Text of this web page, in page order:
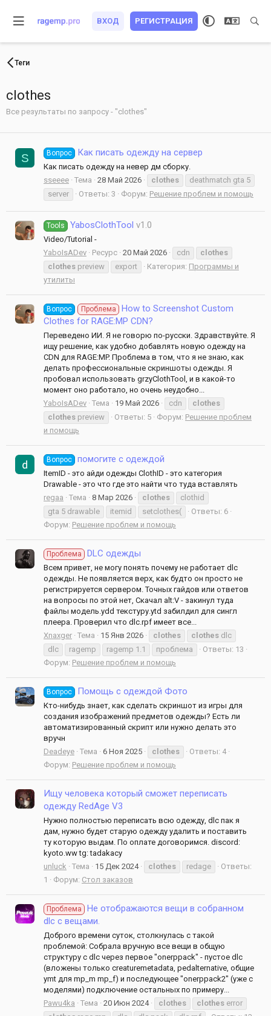
ВХОД РЕГИСТРАЦИЯ
Теги
clothes
Все результаты по запросу - "clothes"
S Вопрос Как писать одежду на сервер
Как писать одежду на невер дм сборку.
sseeee Тема 28 Май 2026 clothes
deathmatch gta 5
server
Ответы: 3 Форум: Решение проблем и помощь
Tools YabosClothTool v1.0
Video/Tutorial -
YaboIsADev
Ресурс 20 Май 2026 cdn
clothes
clothes preview export Категория: Программы и
утилиты
Вопрос Проблема How to Screenshot Custom
Clothes for RAGE:MP CDN?
Переведено ИИ. Я не говорю по-русски. Здравствуйте. Я
ищу решение, как удобно добавлять новую одежду на
CDN для RAGE:MP. Проблема в том, что я не знаю, как
делать профессиональные скриншоты одежды. Я
пробовал использовать grzyClothTool, и в какой-то
момент оно работало, но очень неудобно...
YaboIsADev Тема 19 Май 2026 cdn
clothes
clothes preview Ответы: 5 Форум: Решение проблем
и помощь
Вопрос помогите с одеждой
ItemID - это айди одежды ClothID - это категория
Drawable - это что где это найти что туда вставлять
regaa
Тема 8 Мар 2026 clothes
clothid
gta 5 drawable
itemid setclothes(
Ответы: 6
Форум: Решение проблем и помощь
Проблема DLC одежды
Всем привет, не могу понять почему не работает dlc
одежды. Не появляется верх, как будто он просто не
регистрируется сервером. Точных гайдов или ответов
на вопросы по этой нет, Скачал alt:V - закинул туда
файлы модель.ydd текстуру.ytd забилдил для сингл
плеера. Проверил что dlc.rpf имеет все...
Xnaxger Тема 15 Янв 2026 clothes clothes dlc
dlc
ragemp ragemp 1.1 проблема
Ответы: 13
Форум: Решение проблем и помощь
Вопрос Помощь с одеждой Фото
Кто-нибудь знает, как сделать скриншот из игры для
создания изображений предметов одежды? Есть ли
автоматизированный скрипт или нужно делать это
вручн
Deadeye Тема 6 Ноя 2025 clothes
Ответы: 4
Форум: Решение проблем и помощь
Ищу человека который сможет переписать
одежду RedAge V3
Нужно полностью переписать всю одежду, dlc пак я
дам, нужно будет старую одежду удалить и поставить
ту которую выдам. По оплате договоримся. discord:
kyoto.ww tg: tadakacy
unluck
Тема 15 Дек 2024 clothes redage
Ответы:
1
Форум: Стол заказов
Проблема
Не отображаются вещи в собранном
dlc с вещами.
Доброго времени суток, столкнулась с такой
проблемой: Собрала вручную все вещи в общую
структуру с dlc через первое "onerppack" - пустое dlc
(вложены только creaturemetadata, pedalternative, общие
ymt для mp_m mp_f) и последующее "onerppack2" (уже с
моделями) подключение остальных по примеру...
Pawu4ka
Тема 20 Июн 2024 clothes clothes error